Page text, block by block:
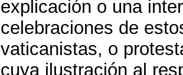
explicación o una
celebraciones de
vaticanistas, o
cuya ilustración al